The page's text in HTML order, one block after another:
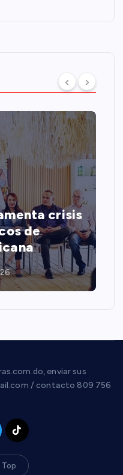
crisis
de
enviar sus
/ contacto 809 756
Top